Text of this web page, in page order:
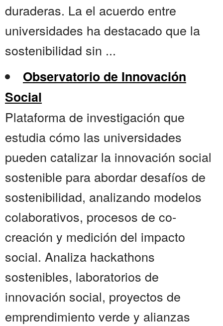
duraderas. La el acuerdo entre
universidades ha destacado que la
sostenibilidad sin ...
Observatorio de Innovación
Social
Plataforma de investigación que
estudia cómo las universidades
pueden catalizar la innovación social
sostenible para abordar desafíos de
sostenibilidad, analizando modelos
colaborativos, procesos de co-
creación y medición del impacto
social. Analiza hackathons
sostenibles, laboratorios de
innovación social, proyectos de
emprendimiento verde y alianzas